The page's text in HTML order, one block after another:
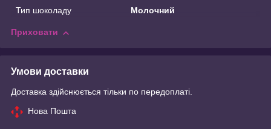
Тип шоколаду
Молочний
Приховати
Умови доставки
Доставка здійснюється тільки по передоплаті.
Нова Пошта